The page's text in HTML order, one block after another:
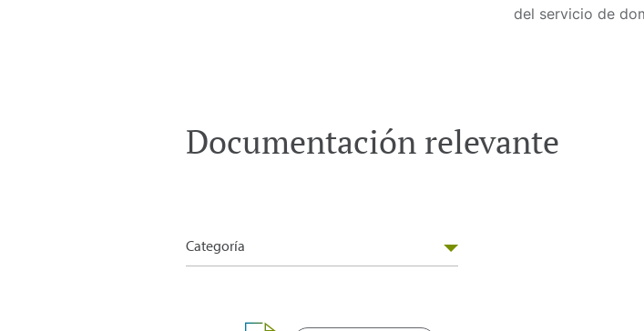
del servicio de
Documentación relevante
Categoría